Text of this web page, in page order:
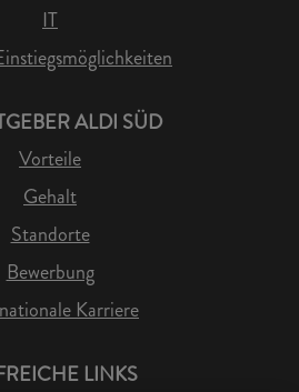
IT
ALDI SÜD
Vorteile
Gehalt
Standorte
Bewerbung
Karriere
LINKS